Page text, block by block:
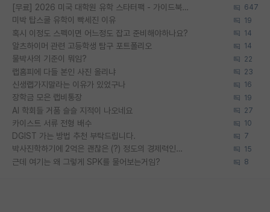
[무료] 2026 미국 대학원 유학 스타터팩 - 가이드북 & 합격자 컨택메일 템플릿 647
미박 탑스쿨 유학이 빡세진 이유 19
혹시 이정도 스펙이면 어느정도 잡고 준비해야하나요? 14
알츠하이머 관련 고등학생 탐구 포트폴리오 14
물박사의 기준이 뭐임? 22
랩홈피에 다들 본인 사진 올리냐 23
신생랩가지말라는 이유가 있었구나 16
장학금 모은 랩비통장 19
AI 학회들 거품 슬슬 지적이 나오네요 27
카이스트 서류 전형 배수 10
DGIST 가는 방법 추천 부탁드립니다. 7
박사진학하기에 2억은 괜찮은 (?) 정도의 경제력인가요 15
근데 여기는 왜 그렇게 SPK를 물어보는거임? 8